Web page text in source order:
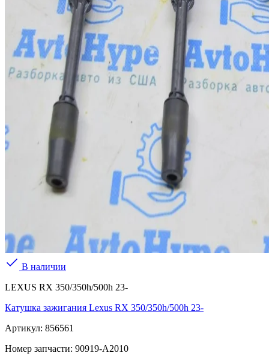
В наличии
LEXUS RX 350/350h/500h 23-
Катушка зажигания Lexus RX 350/350h/500h 23-
Артикул: 856561
Номер запчасти: 90919-A2010